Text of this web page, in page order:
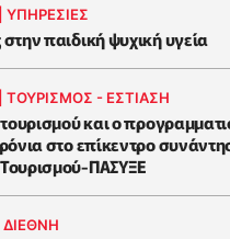
|ΥΠΗΡΕΣΙΕΣ
παιδική ψυχική υγεία
|ΤΟΥΡΙΣΜΟΣ - ΕΣΤΙΑΣΗ
και ο
στο επίκεντρο
ΠΑΣΥΞΕ
|ΔΙΕΘΝΗ